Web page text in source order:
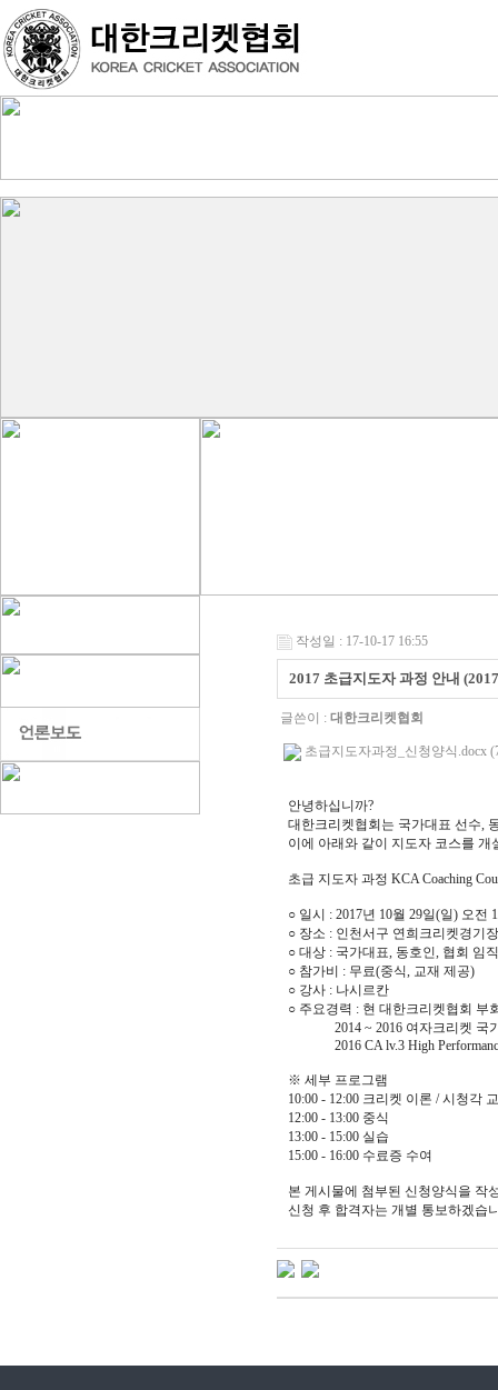
작성일 : 17-10-17 16:55
2017 초급지도자 과정 안내
글쓴이 : 대한크리켓협회
초급지도자과정_신청양식.docx
안녕하십니까?
대한크리켓협회는 국가대표 선수,
이에 아래와 같이 지도자 코스를
초급 지도자 과정 KCA Coaching
○ 일시 : 2017년 10월 29일(일) 오전
○ 장소 : 인천서구 연희크리켓경기장
○ 대상 : 국가대표, 동호인, 협회 임
○ 참가비 : 무료(중식, 교재 제공)
○ 강사 : 나시르칸
○ 주요경력 : 현 대한크리켓협회 부
2014 ~ 2016 여자크리켓 국
2016 CA lv.3 High
※ 세부 프로그램
10:00 - 12:00 크리켓 이론 / 시청각
12:00 - 13:00 중식
13:00 - 15:00 실습
15:00 - 16:00 수료증 수여
본 게시물에 첨부된 신청양식을 작
신청 후 합격자는 개별 통보하겠습